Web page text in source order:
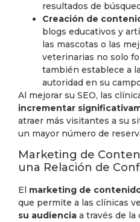
resultados de
Creación de
blogs educativos y
las mascotas o las
veterinarias no solo
también establece a
autoridad en su
Al mejorar su SEO, las
incrementar
atraer más visitantes a su
un mayor número de
Marketing de
una Relación de
El marketing de
que permite a las clínicas
su audiencia a través de